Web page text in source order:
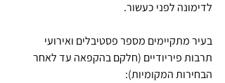
לדימונה לפני כעשור.
בעיר מתקיימים מספר פסטיבלים ואירועי
תרבות פיריודיים (חלקם בהקפאה עד לאחר
הבחירות המקומיות):